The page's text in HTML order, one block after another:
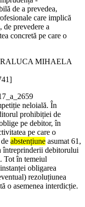
de a prevedea,
care implică
de prevedere a
concretă pe care o
MIHAELA
neloială. În
prohibiției de
pe debitor, în
pe care o
abstențiune asumat 61,
întreprinderii debitorului
Tot în temeiul
obligarea
rezoluțiunea
o asemenea interdicție.